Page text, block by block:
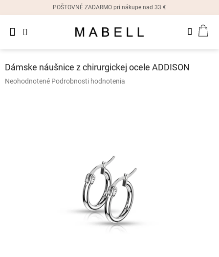
POŠTOVNÉ ZADARMO pri nákupe nad 33 €
Dámske
náušnice
Dámske náušnice z chirurgickej ocele ADDISON
Priemerné
Neohodnotené Podrobnosti hodnotenia